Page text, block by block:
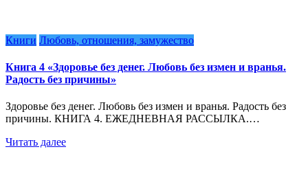
Книги Любовь, отношения, замужество
Книга 4 «Здоровье без денег. Любовь без измен и вранья.
Радость без причины»
Здоровье без денег. Любовь без измен и вранья. Радость без
причины. КНИГА 4. ЕЖЕДНЕВНАЯ РАССЫЛКА.…
Читать далее